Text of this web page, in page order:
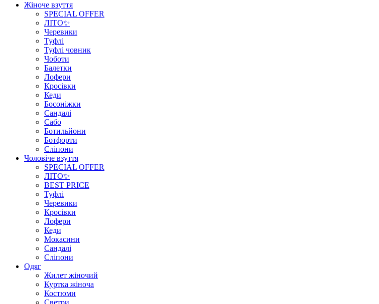
Жіноче взуття
SPECIAL OFFER
ЛІТО✨
Черевики
Туфлі
Туфлі човник
Чоботи
Балетки
Лофери
Кросівки
Кеди
Босоніжки
Сандалі
Сабо
Ботильйони
Ботфорти
Сліпони
Чоловіче взуття
SPECIAL OFFER
ЛІТО✨
BEST PRICE
Туфлі
Черевики
Кросівки
Лофери
Кеди
Мокасини
Сандалі
Сліпони
Одяг
Жилет жіночий
Куртка жіноча
Костюми
Светри